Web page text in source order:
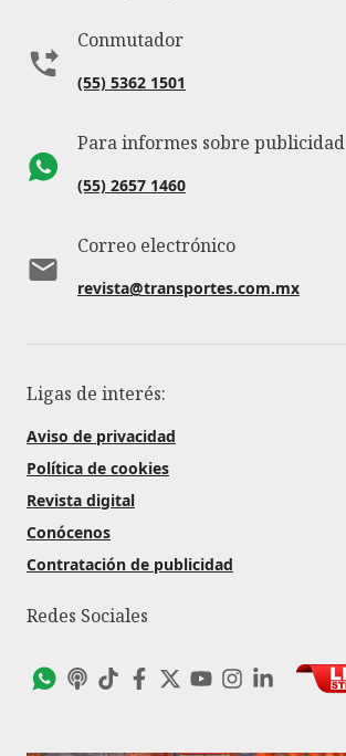
Conmutador
(55) 5362 1501
Para informes sobre publicidad
(55) 2657 1460
Correo electrónico
revista@transportes.com.mx
Ligas de interés:
Aviso de privacidad
Política de cookies
Revista digital
Conócenos
Contratación de publicidad
Redes Sociales